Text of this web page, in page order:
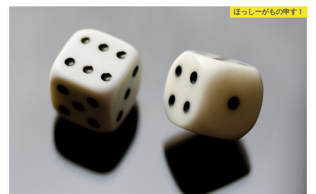
ほっしーがもの申す！